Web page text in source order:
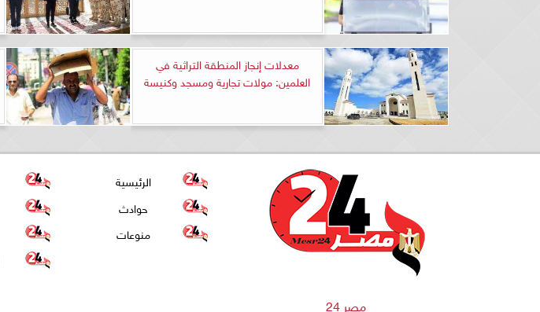
معدلات إنجاز المنطقة التراثية في
العلمين: مولات تجارية ومسجد وكنيسة
مصر 24
الرئيسية
حوادث
منوعات